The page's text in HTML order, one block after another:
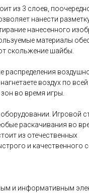
из 3 слоев,
нанести
нанесенного
материалы
скольжение шайбы.
распределения
воздух по
во время игры.
Игровой
раскачивания во
из отечественных
и качественного
и информативным